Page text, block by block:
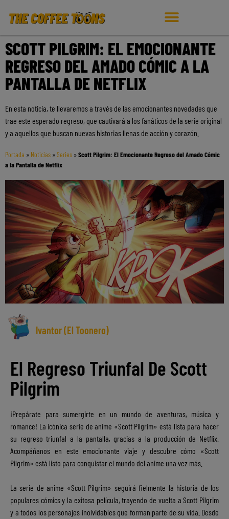
SCOTT PILGRIM: EL EMOCIONANTE
REGRESO DEL AMADO CÓMIC A LA
PANTALLA DE NETFLIX
En esta noticia, te llevaremos a través de las emocionantes novedades que
trae este esperado regreso, que cautivará a los fanáticos de la serie original
y a aquellos que buscan nuevas historias llenas de acción y corazón.
Portada » Noticias »Series »Scott Pilgrim: El Emocionante Regreso del Amado Cómic
a la Pantalla de Netflix
Ivantor (El Toonero)
El Regreso Triunfal De Scott
Pilgrim
¡Prepárate para sumergirte en un mundo de aventuras, música y
romance! La icónica serie de anime «Scott Pilgrim» está lista para hacer
su regreso triunfal a la pantalla, gracias a la producción de Netflix.
Acompáñanos en este emocionante viaje y descubre cómo «Scott
Pilgrim» está listo para conquistar el mundo del anime una vez más.
La serie de anime «Scott Pilgrim» seguirá fielmente la historia de los
populares cómics y la exitosa película, trayendo de vuelta a Scott Pilgrim
y a todos los personajes inolvidables que forman parte de su vida. Desde